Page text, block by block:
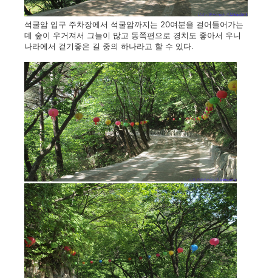
석굴암 입구 주차장에서 석굴암까지는 20여분을 걸어들어가는
데 숲이 우거져서 그늘이 많고 동쪽편으로 경치도 좋아서 우니
나라에서 걷기좋은 길 중의 하나라고 할 수 있다.